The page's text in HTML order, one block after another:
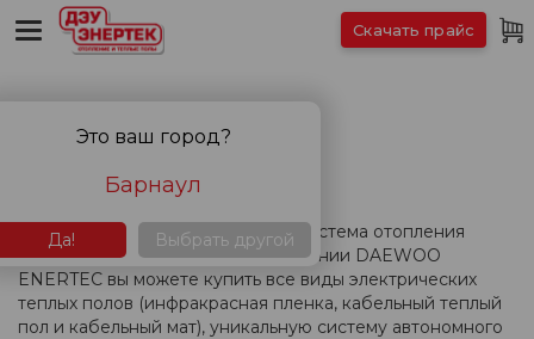
КОНТАКТЫ
Вас интересует теплый пол или система отопления
дома? В представительстве компании DAEWOO
ENERTEC вы можете купить все виды электрических
теплых полов (инфракрасная пленка, кабельный теплый
пол и кабельный мат), уникальную систему автономного
Скачать прайс
Это ваш город?
Барнаул
Да! Выбрать другой